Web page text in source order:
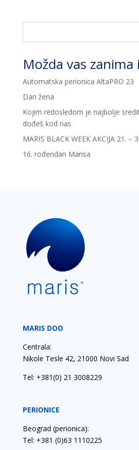
Možda vas zanima
Automatska perionica AltaPRO 23
Dan žena
Kojim redosledom je najbolje
dođeš kod nas
MARIS BLACK WEEK AKCIJA 21. –
16. rođendan Marisa
MARIS DOO
Centrala:
Nikole Tesle 42, 21000 Novi Sad
Tel: +381(0) 21 3008229
PERIONICE
Beograd (perionica):
Tel: +381 (0)63 1110225